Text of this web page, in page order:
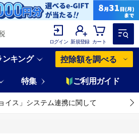
ログイン 新規登録 カート
ンキング 控除額を調べる
特集 ご利用ガイド
イス」システム連携に関して